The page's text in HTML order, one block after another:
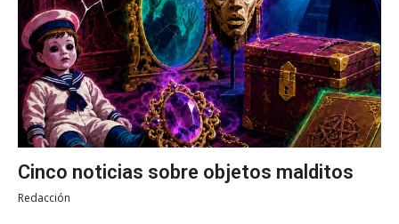
Cinco noticias sobre objetos malditos
Redacción